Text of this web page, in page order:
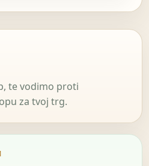
te vodimo proti
za tvoj trg.